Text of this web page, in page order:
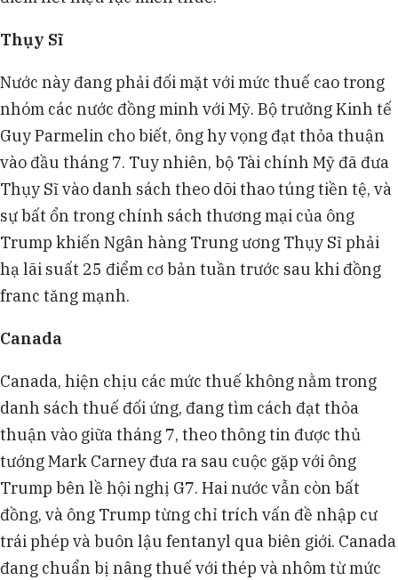
Thụy Sĩ
Nước này đang phải đối mặt với mức thuế cao trong
nhóm các nước đồng minh với Mỹ. Bộ trưởng Kinh tế
Guy Parmelin cho biết, ông hy vọng đạt thỏa thuận
vào đầu tháng 7. Tuy nhiên, bộ Tài chính Mỹ đã đưa
Thụy Sĩ vào danh sách theo dõi thao túng tiền tệ, và
sự bất ổn trong chính sách thương mại của ông
Trump khiến Ngân hàng Trung ương Thụy Sĩ phải
hạ lãi suất 25 điểm cơ bản tuần trước sau khi đồng
franc tăng mạnh.
Canada
Canada, hiện chịu các mức thuế không nằm trong
danh sách thuế đối ứng, đang tìm cách đạt thỏa
thuận vào giữa tháng 7, theo thông tin được thủ
tướng Mark Carney đưa ra sau cuộc gặp với ông
Trump bên lề hội nghị G7. Hai nước vẫn còn bất
đồng, và ông Trump từng chỉ trích vấn đề nhập cư
trái phép và buôn lậu fentanyl qua biên giới. Canada
đang chuẩn bị nâng thuế với thép và nhôm từ mức